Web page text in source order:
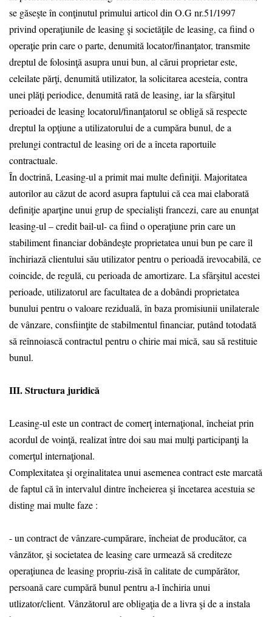
se găseşte în conţinutul primului articol din O.G nr.51/1997
privind operaţiunile de leasing şi societăţile de leasing, ca fiind o
operaţie prin care o parte, denumită locator/finanţator, transmite
dreptul de folosinţă asupra unui bun, al cărui proprietar este,
celeilate părţi, denumită utilizator, la solicitarea acesteia, contra
unei plăţi periodice, denumită rată de leasing, iar la sfârşitul
perioadei de leasing locatorul/finanţatorul se obligă să respecte
dreptul la opţiune a utilizatorului de a cumpăra bunul, de a
prelungi contractul de leasing ori de a înceta raportuile
contractuale.
În doctrină, Leasing-ul a primit mai multe definiţii. Majoritatea
autorilor au căzut de acord asupra faptului că cea mai elaborată
definiţie aparţine unui grup de specialişti francezi, care au enunţat
leasing-ul – credit bail-ul- ca fiind o operaţiune prin care un
stabiliment financiar dobândeşte proprietatea unui bun pe care îl
închiriază clientului său utilizator pentru o perioadă irevocabilă, ce
coincide, de regulă, cu perioada de amortizare. La sfârşitul acestei
perioade, utilizatorul are facultatea de a dobândi proprietatea
bunului pentru o valoare reziduală, în baza promisiunii unilaterale
de vânzare, consfiinţite de stabilmentul financiar, putând totodată
să reînnoiască contractul pentru o chirie mai mică, sau să restituie
bunul.
III. Structura juridică
Leasing-ul este un contract de comerţ internaţional, încheiat prin
acordul de voinţă, realizat între doi sau mai mulţi participanţi la
comerţul internaţional.
Complexitatea şi orginalitatea unui asemenea contract este marcată
de faptul că în intervalul dintre încheierea şi încetarea acestuia se
disting mai multe faze :
- un contract de vânzare-cumpărare, încheiat de producător, ca
vânzător, şi societatea de leasing care urmează să crediteze
operaţiunea de leasing propriu-zisă în calitate de cumpărător,
persoană care cumpără bunul pentru a-l închiria unui
utlizator/client. Vânzătorul are obligaţia de a livra şi de a instala